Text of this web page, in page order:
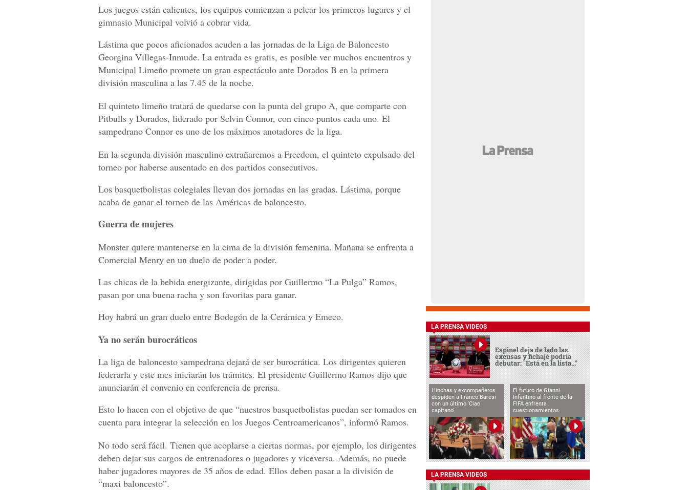
Los juegos están calientes, los equipos comienzan a pelear los primeros lugares y el
gimnasio Municipal volvió a cobrar vida.
Lástima que pocos aficionados acuden a las jornadas de la Liga de Baloncesto
Georgina Villegas-Inmude. La entrada es gratis, es posible ver muchos encuentros y
Municipal Limeño promete un gran espectáculo ante Dorados B en la primera
división masculina a las 7.45 de la noche.
El quinteto limeño tratará de quedarse con la punta del grupo A, que comparte con
Pitbulls y Dorados, liderado por Selvin Connor, con cinco puntos cada uno. El
sampedrano Connor es uno de los máximos anotadores de la liga.
En la segunda división masculino extrañaremos a Freedom, el quinteto expulsado del
torneo por haberse ausentado en dos partidos consecutivos.
Los basquetbolistas colegiales llevan dos jornadas en las gradas. Lástima, porque
acaba de ganar el torneo de las Américas de baloncesto.
Guerra de mujeres
Monster quiere mantenerse en la cima de la división femenina. Mañana se enfrenta a
Comercial Menry en un duelo de poder a poder.
Las chicas de la bebida energizante, dirigidas por Guillermo “La Pulga” Ramos,
pasan por una buena racha y son favoritas para ganar.
Hoy habrá un gran duelo entre Bodegón de la Cerámica y Emeco.
Ya no serán burocráticos
La liga de baloncesto sampedrana dejará de ser burocrática. Los dirigentes quieren
federarla y este mes iniciarán los trámites. El presidente Guillermo Ramos dijo que
anunciarán el convenio en conferencia de prensa.
Esto lo hacen con el objetivo de que “nuestros basquetbolistas puedan ser tomados en
cuenta para integrar la selección en los Juegos Centroamericanos”, informó Ramos.
No todo será fácil. Tienen que acoplarse a ciertas normas, por ejemplo, los dirigentes
deben dejar sus cargos de entrenadores o jugadores y viceversa. Además, no puede
haber jugadores mayores de 35 años de edad. Ellos deben pasar a la división de
“maxi baloncesto”.
LA PRENSA VIDEOS
Espinel deja de lado las
excusas y fichaje podría
debutar: "Está en la lista..."
Hinchas y excompañeros
despiden a Franco Baresi
con un último 'Ciao
capitano'
El futuro de Gianni
Infantino al frente de la
FIFA enfrenta
cuestionamientos
LA PRENSA VIDEOS